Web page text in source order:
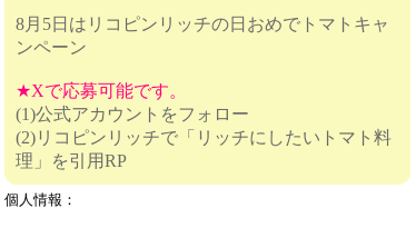
8月5日はリコピンリッチの日おめでトマトキャ
ンペーン
★Xで応募可能です。
(1)公式アカウントをフォロー
(2)リコピンリッチで「リッチにしたいトマト料
理」を引用RP
個人情報：